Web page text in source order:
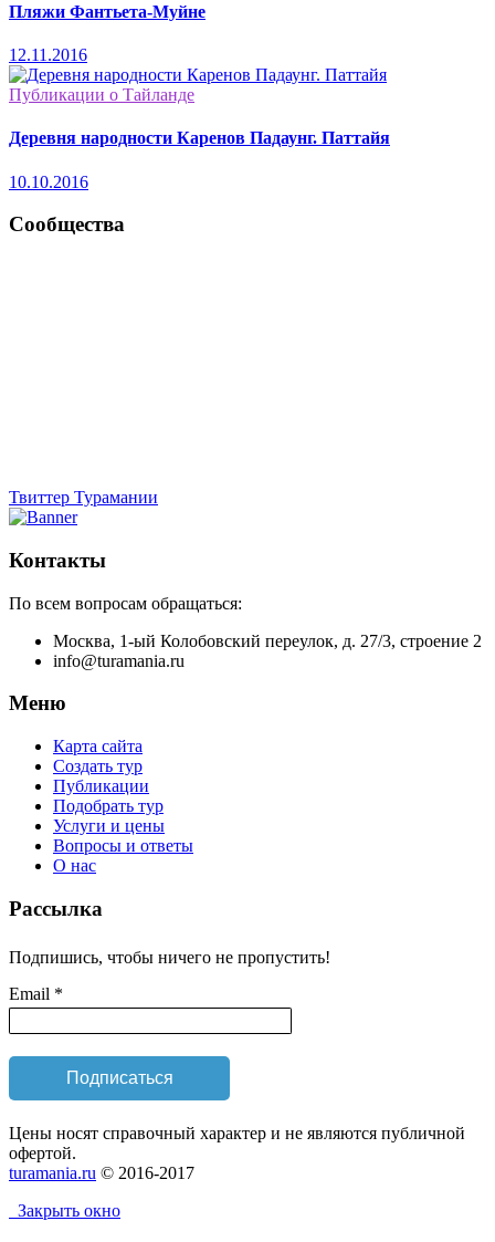
Пляжи Фантьета-Муйне
12.11.2016
Публикации о Тайланде
Деревня народности Каренов Падаунг. Паттайя
10.10.2016
Сообщества
Твиттер Турамании
Контакты
По всем вопросам обращаться:
Москва, 1-ый Колобовский переулок, д. 27/3, строение 2
info@turamania.ru
Меню
Карта сайта
Создать тур
Публикации
Подобрать тур
Услуги и цены
Вопросы и ответы
О нас
Рассылка
Подпишись, чтобы ничего не пропустить!
Email *
Цены носят справочный характер и не являются публичной
офертой.
turamania.ru © 2016-2017
Закрыть окно